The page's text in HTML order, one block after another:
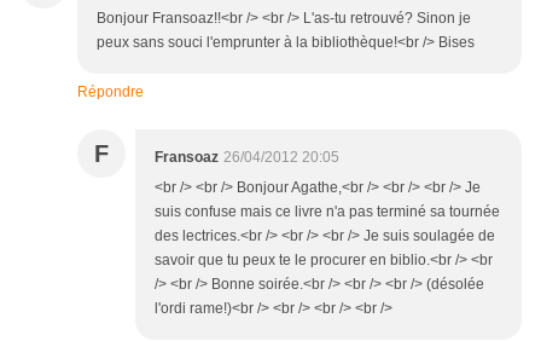
Bonjour Fransoaz!!<br /> <br /> L'as-tu retrouvé? Sinon je
peux sans souci l'emprunter à la bibliothèque!<br /> Bises
Répondre
F Fransoaz 26/04/2012 20:05
<br /> <br /> Bonjour Agathe,<br /> <br /> <br /> Je
suis confuse mais ce livre n'a pas terminé sa tournée
des lectrices.<br /> <br /> <br /> Je suis soulagée de
savoir que tu peux te le procurer en biblio.<br /> <br
/> <br /> Bonne soirée.<br /> <br /> <br /> (désolée
l'ordi rame!)<br /> <br /> <br /> <br />